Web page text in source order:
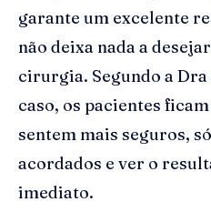
garante um excelente
não deixa nada a
cirurgia. Segundo a
caso, os pacientes
sentem mais seguros,
acordados e ver o
imediato.